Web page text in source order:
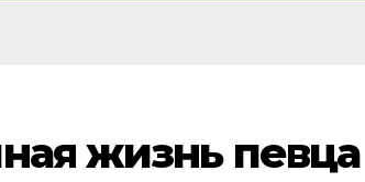
жизнь певца